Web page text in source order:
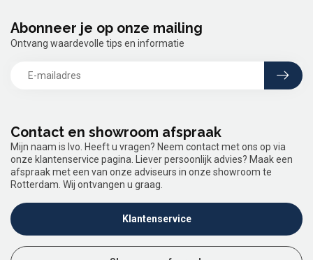
Contact en showroom afspraak
Mijn naam is Ivo. Heeft u vragen? Neem contact met ons op via
onze klantenservice pagina. Liever persoonlijk advies? Maak een
afspraak met een van onze adviseurs in onze showroom te
Rotterdam. Wij ontvangen u graag.
Klantenservice
Abonneer je op onze mailing
Ontvang waardevolle tips en informatie